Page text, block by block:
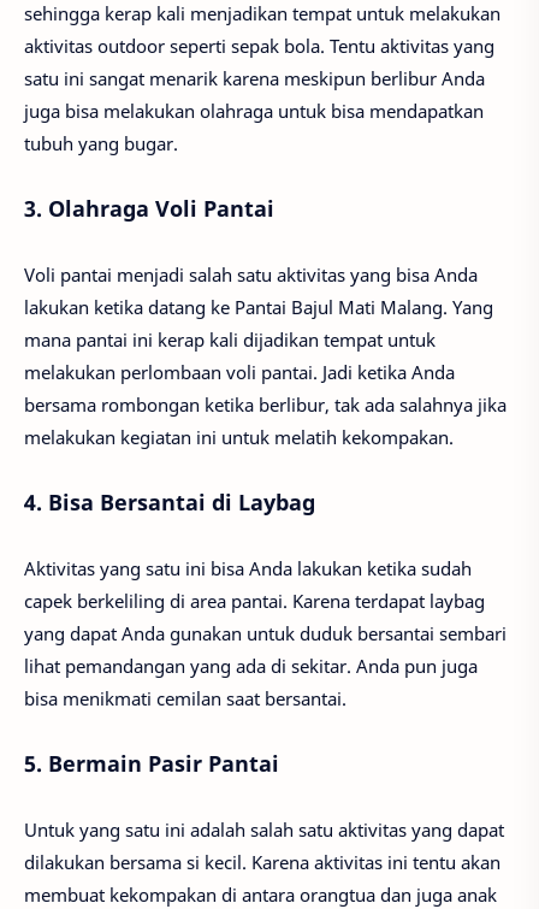
sehingga kerap kali menjadikan tempat untuk melakukan
aktivitas outdoor seperti sepak bola. Tentu aktivitas yang
satu ini sangat menarik karena meskipun berlibur Anda
juga bisa melakukan olahraga untuk bisa mendapatkan
tubuh yang bugar.
3. Olahraga Voli Pantai
Voli pantai menjadi salah satu aktivitas yang bisa Anda
lakukan ketika datang ke Pantai Bajul Mati Malang. Yang
mana pantai ini kerap kali dijadikan tempat untuk
melakukan perlombaan voli pantai. Jadi ketika Anda
bersama rombongan ketika berlibur, tak ada salahnya jika
melakukan kegiatan ini untuk melatih kekompakan.
4. Bisa Bersantai di Laybag
Aktivitas yang satu ini bisa Anda lakukan ketika sudah
capek berkeliling di area pantai. Karena terdapat laybag
yang dapat Anda gunakan untuk duduk bersantai sembari
lihat pemandangan yang ada di sekitar. Anda pun juga
bisa menikmati cemilan saat bersantai.
5. Bermain Pasir Pantai
Untuk yang satu ini adalah salah satu aktivitas yang dapat
dilakukan bersama si kecil. Karena aktivitas ini tentu akan
membuat kekompakan di antara orangtua dan juga anak